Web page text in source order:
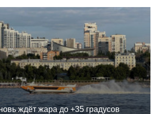
ждёт жара до +35 градусов